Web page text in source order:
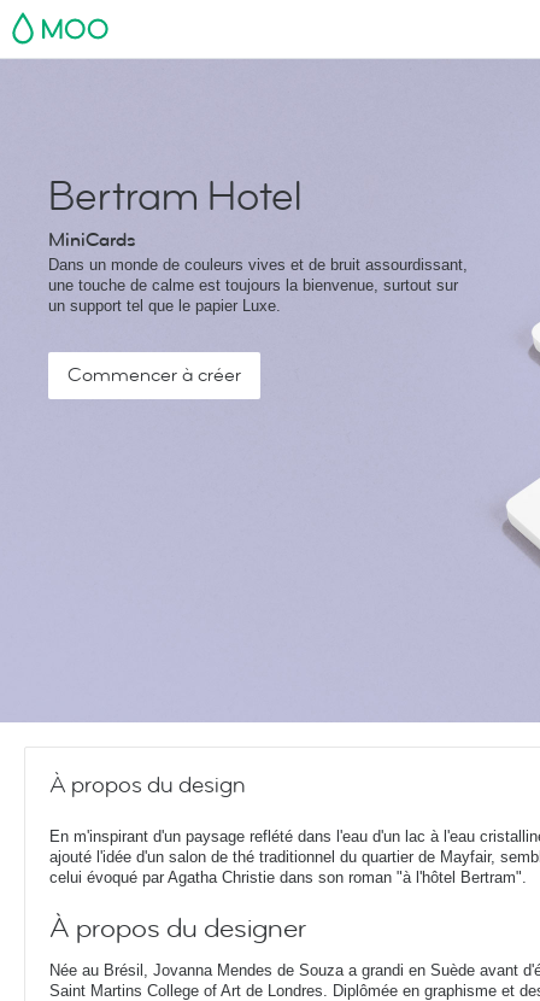
MOO
Bertram Hotel
MiniCards
Dans un monde de couleurs vives et de bruit assourdissant,
une touche de calme est toujours la bienvenue, surtout sur
un support tel que le papier Luxe.
Commencer à créer
À propos du design
En m'inspirant d'un paysage reflété dans l'eau d'un lac à l'eau
ajouté l'idée d'un salon de thé traditionnel du quartier de Mayfair,
celui évoqué par Agatha Christie dans son roman "à l'hôtel Bertram".
À propos du designer
Née au Brésil, Jovanna Mendes de Souza a grandi en Suède avant
Saint Martins College of Art de Londres. Diplômée en graphisme et